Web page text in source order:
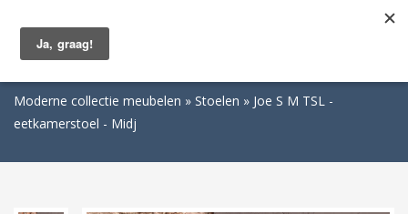
Moderne collectie meubelen Stoelen
Joe S M TSL -
eetkamerstoel - Midj